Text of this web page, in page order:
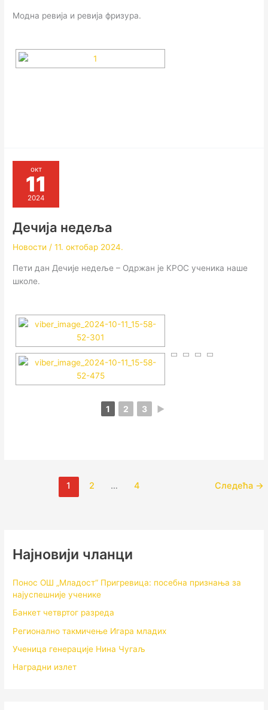
Модна ревија и ревија фризура.
окт
11
2024
Дечија недеља
Новости /11. октобар 2024.
Пети дан Дечије недеље – Одржан је КРОС ученика наше
школе.
1 2 3 ►
1 2 … 4 Следећа →
Најновији чланци
Понос ОШ „Младост“ Пригревица: посебна признања за
најуспешније ученике
Банкет четвртог разреда
Регионално такмичењe Игара младих
Ученица генерације Нина Чугаљ
Наградни излет